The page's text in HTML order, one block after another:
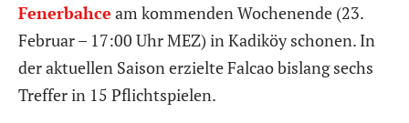
Fenerbahce am kommenden Wochenende (23.
Februar – 17:00 Uhr MEZ) in Kadiköy schonen. In
der aktuellen Saison erzielte Falcao bislang sechs
Treffer in 15 Pflichtspielen.